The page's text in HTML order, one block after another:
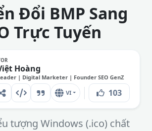
Đổi BMP Sang
Trực Tuyến
Hoàng
| Digital Marketer | Founder SEO GenZ
VI 103
tượng Windows (.ico) chất